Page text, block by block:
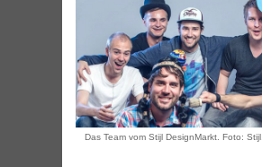
Das Team vom Stijl DesignMarkt. Foto: Stijl.